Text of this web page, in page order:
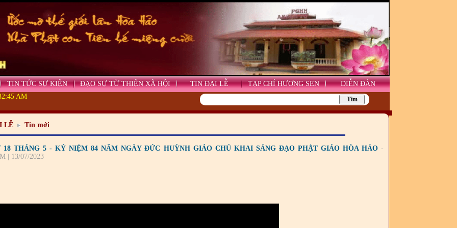
TIN TỨC SỰ KIỆN ĐẠO SỰ TỪ THIỆN XÃ HỘI TIN ĐẠI LỄ TẠP CHÍ HƯƠNG SEN
DIỄN ĐÀN
AM
LỄ Tin mới
18 THÁNG 5 - KỶ NIỆM 84 NĂM NGÀY ĐỨC HUỲNH GIÁO CHỦ KHAI SÁNG ĐẠO PHẬT GIÁO HÒA HẢO -
| 13/07/2023